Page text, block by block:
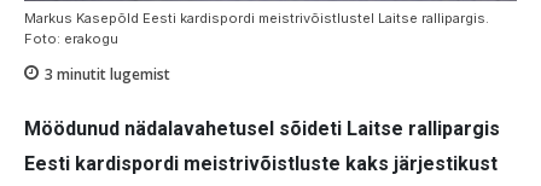
Markus Kasepõld Eesti kardispordi meistrivõistlustel Laitse rallipargis.
Foto: erakogu
3 minutit lugemist
Möödunud nädalavahetusel sõideti Laitse rallipargis
Eesti kardispordi meistrivõistluste kaks järjestikust